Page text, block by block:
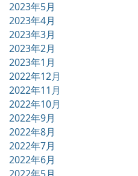
2023年5月
2023年4月
2023年3月
2023年2月
2023年1月
2022年12月
2022年11月
2022年10月
2022年9月
2022年8月
2022年7月
2022年6月
2022年5月